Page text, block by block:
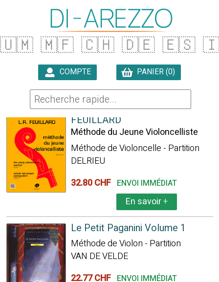
🇺🇲 🇲🇫 🇨🇭 🇩🇪 🇪🇸
COMPTE PANIER (0)
21171 ARTICLES TROUVÉS
FEUILLARD
Méthode du Jeune Violoncelliste
Méthode de Violoncelle - Partition
DELRIEU
32.80 CHF ENVOI IMMÉDIAT
En savoir+
Le Petit Paganini Volume 1
Méthode de Violon - Partition
VAN DE VELDE
22.77 CHF ENVOI IMMÉDIAT